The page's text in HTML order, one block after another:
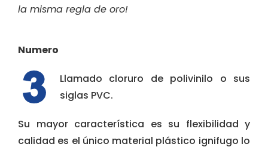
la misma regla de oro!
Numero
Llamado cloruro de polivinilo o sus
siglas PVC.
Su mayor característica es su flexibilidad y
calidad es el único material plástico ignifugo lo